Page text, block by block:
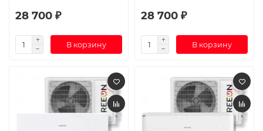
28 700 ₽
В корзину
28 700 ₽
В корзину